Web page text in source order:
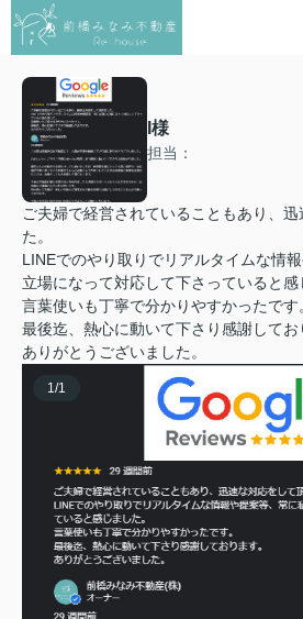
I様
担当：
ご夫婦で経営されていることもあり、
た。
LINEでのやり取りでリアルタイムな情
立場になって対応して下さっていると感
言葉使いも丁寧で分かりやすかったです
最後迄、熱心に動いて下さり感謝してお
ありがとうございました。
1/1